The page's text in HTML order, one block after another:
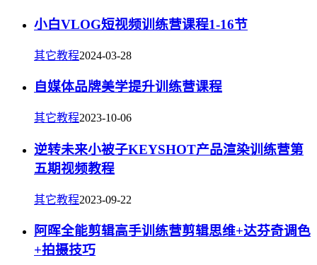
小白VLOG短视频训练营课程1-16节
其它教程2024-03-28
自媒体品牌美学提升训练营课程
其它教程2023-10-06
逆转未来小被子KEYSHOT产品渲染训练营第
五期视频教程
其它教程2023-09-22
阿晖全能剪辑高手训练营剪辑思维+达芬奇调色
+拍摄技巧